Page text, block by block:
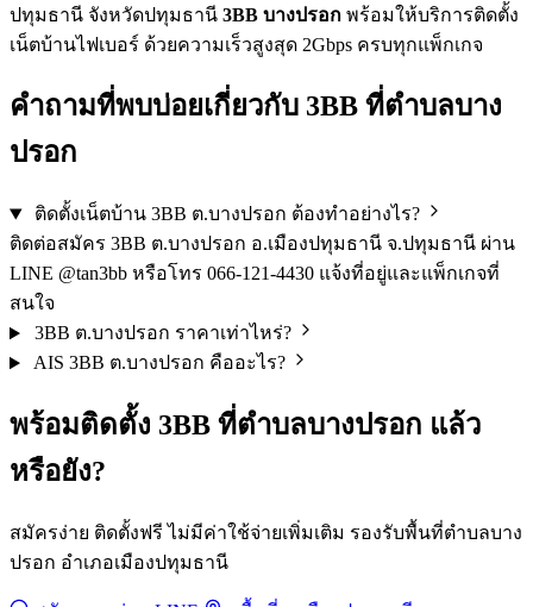
ปทุมธานี จังหวัดปทุมธานี 3BB บางปรอก พร้อมให้บริการติดตั้ง
เน็ตบ้านไฟเบอร์ ด้วยความเร็วสูงสุด 2Gbps ครบทุกแพ็กเกจ
คำถามที่พบบ่อยเกี่ยวกับ 3BB ที่ตำบลบาง
ปรอก
ติดตั้งเน็ตบ้าน 3BB ต.บางปรอก ต้องทำอย่างไร?
ติดต่อสมัคร 3BB ต.บางปรอก อ.เมืองปทุมธานี จ.ปทุมธานี ผ่าน
LINE @tan3bb หรือโทร 066-121-4430 แจ้งที่อยู่และแพ็กเกจที่
สนใจ
3BB ต.บางปรอก ราคาเท่าไหร่?
AIS 3BB ต.บางปรอก คืออะไร?
พร้อมติดตั้ง 3BB ที่ตำบลบางปรอก แล้ว
หรือยัง?
สมัครง่าย ติดตั้งฟรี ไม่มีค่าใช้จ่ายเพิ่มเติม รองรับพื้นที่ตำบลบาง
ปรอก อำเภอเมืองปทุมธานี